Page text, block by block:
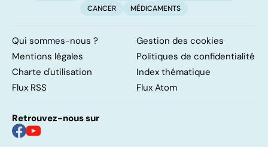
CANCER
MÉDICAMENTS
Qui sommes-nous ?
Gestion des cookies
Mentions légales
Politiques de confidentialité
Charte d'utilisation
Index thématique
Flux RSS
Flux Atom
Retrouvez-nous sur